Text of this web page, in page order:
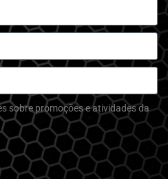
sobre promoções e atividades da